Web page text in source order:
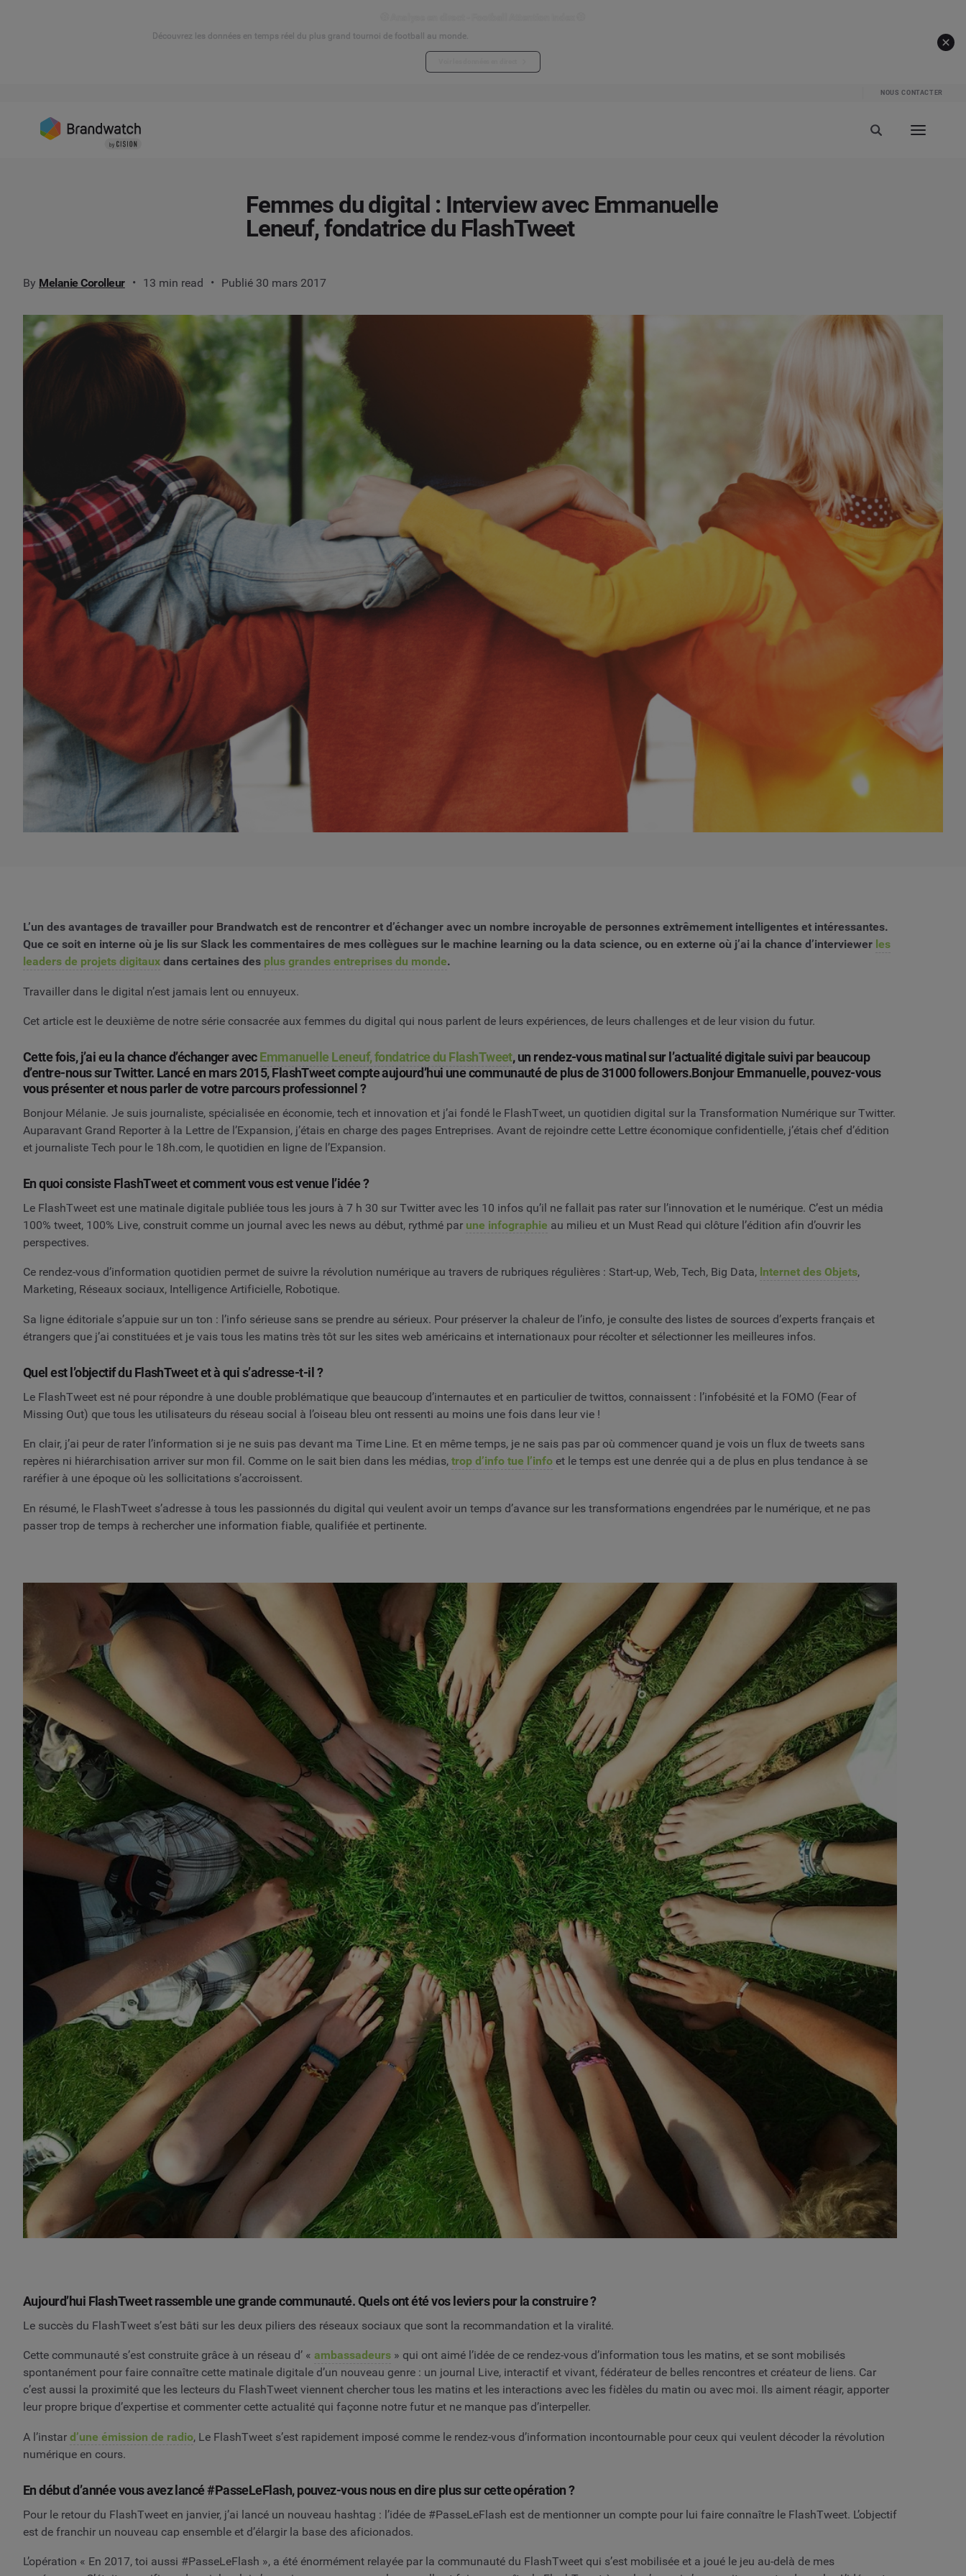
Découvrez les données en temps réel du plus grand tournoi de football au monde.
NOUS CONTACTER
Femmes du digital : Interview avec Emmanuelle
Leneuf, fondatrice du FlashTweet
By Melanie Corolleur 13 min read Publié 30 mars 2017
L’un des avantages de travailler pour Brandwatch est de rencontrer et d’échanger avec un nombre incroyable de personnes extrêmement intelligentes et intéressantes.
Que ce soit en interne où je lis sur Slack les commentaires de mes collègues sur le machine learning ou la data science, ou en externe où j’ai la chance d’interviewer les
leaders de projets digitaux dans certaines des plus grandes entreprises du monde.
Travailler dans le digital n’est jamais lent ou ennuyeux.
Cet article est le deuxième de notre série consacrée aux femmes du digital qui nous parlent de leurs expériences, de leurs challenges et de leur vision du futur.
Cette fois, j’ai eu la chance d’échanger avecEmmanuelle Leneuf, fondatrice du FlashTweet, un rendez-vous matinal sur l’actualité digitale suivi par beaucoup
d’entre-nous sur Twitter. Lancé en mars 2015, FlashTweet compte aujourd’hui une communauté de plus de 31000 followers.Bonjour Emmanuelle, pouvez-vous
vous présenter et nous parler de votre parcours professionnel ?
Bonjour Mélanie. Je suis journaliste, spécialisée en économie, tech et innovation et j’ai fondé le FlashTweet, un quotidien digital sur la Transformation Numérique sur Twitter.
Auparavant Grand Reporter à la Lettre de l’Expansion, j’étais en charge des pages Entreprises. Avant de rejoindre cette Lettre économique confidentielle, j’étais chef d’édition
et journaliste Tech pour le 18h.com, le quotidien en ligne de l’Expansion.
En quoi consiste FlashTweet et comment vous est venue l’idée ?
Le FlashTweet est une matinale digitale publiée tous les jours à 7 h 30 sur Twitter avec les 10 infos qu’il ne fallait pas rater sur l’innovation et le numérique. C’est un média
100% tweet, 100% Live, construit comme un journal avec les news au début, rythmé par une infographie au milieu et un Must Read qui clôture l’édition afin d’ouvrir les
perspectives.
Ce rendez-vous d’information quotidien permet de suivre la révolution numérique au travers de rubriques régulières : Start-up, Web, Tech, Big Data, lnternet des Objets,
Marketing, Réseaux sociaux, Intelligence Artificielle, Robotique.
Sa ligne éditoriale s’appuie sur un ton : l’info sérieuse sans se prendre au sérieux. Pour préserver la chaleur de l’info, je consulte des listes de sources d’experts français et
étrangers que j’ai constituées et je vais tous les matins très tôt sur les sites web américains et internationaux pour récolter et sélectionner les meilleures infos.
Quel est l’objectif du FlashTweet et à qui s’adresse-t-il ?
Le FlashTweet est né pour répondre à une double problématique que beaucoup d’internautes et en particulier de twittos, connaissent : l’infobésité et la FOMO (Fear of
Missing Out) que tous les utilisateurs du réseau social à l’oiseau bleu ont ressenti au moins une fois dans leur vie !
En clair, j’ai peur de rater l’information si je ne suis pas devant ma Time Line. Et en même temps, je ne sais pas par où commencer quand je vois un flux de tweets sans
repères ni hiérarchisation arriver sur mon fil. Comme on le sait bien dans les médias, trop d’info tue l’info et le temps est une denrée qui a de plus en plus tendance à se
raréfier à une époque où les sollicitations s’accroissent.
En résumé, le FlashTweet s’adresse à tous les passionnés du digital qui veulent avoir un temps d’avance sur les transformations engendrées par le numérique, et ne pas
passer trop de temps à rechercher une information fiable, qualifiée et pertinente.
Aujourd’hui FlashTweet rassemble une grande communauté. Quels ont été vos leviers pour la construire ?
Le succès du FlashTweet s’est bâti sur les deux piliers des réseaux sociaux que sont la recommandation et la viralité.
Cette communauté s’est construite grâce à un réseau d’ « ambassadeurs » qui ont aimé l’idée de ce rendez-vous d’information tous les matins, et se sont mobilisés
spontanément pour faire connaître cette matinale digitale d’un nouveau genre : un journal Live, interactif et vivant, fédérateur de belles rencontres et créateur de liens. Car
c’est aussi la proximité que les lecteurs du FlashTweet viennent chercher tous les matins et les interactions avec les fidèles du matin ou avec moi. Ils aiment réagir, apporter
leur propre brique d’expertise et commenter cette actualité qui façonne notre futur et ne manque pas d’interpeller.
A l’instar d’une émission de radio, Le FlashTweet s’est rapidement imposé comme le rendez-vous d’information incontournable pour ceux qui veulent décoder la révolution
numérique en cours.
En début d’année vous avez lancé #PasseLeFlash, pouvez-vous nous en dire plus sur cette opération ?
Pour le retour du FlashTweet en janvier, j’ai lancé un nouveau hashtag : l’idée de #PasseLeFlash est de mentionner un compte pour lui faire connaître le FlashTweet. L’objectif
est de franchir un nouveau cap ensemble et d’élargir la base des aficionados.
L’opération « En 2017, toi aussi #PasseLeFlash », a été énormément relayée par la communauté du FlashTweet qui s’est mobilisée et a joué le jeu au-delà de mes